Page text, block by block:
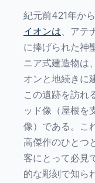
紀元前421年か
イオンは、アテ
に捧げられた神
ニア式建造物は
オンと地続きに
この遺跡を訪れ
ッド像（屋根を
像）である。こ
高傑作のひとつ
客にとって必見
的な彫刻で知ら